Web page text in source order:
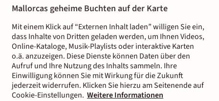
Mallorcas geheime Buchten auf der Karte
Mit einem Klick auf “Externen Inhalt laden” willigen Sie ein,
dass Inhalte von Dritten geladen werden, um Ihnen Videos,
Online-Kataloge, Musik-Playlists oder interaktive Karten
o.ä. anzuzeigen. Diese Dienste können Daten über den
Aufruf und Ihre Nutzung des Inhalts sammeln. Ihre
Einwilligung können Sie mit Wirkung für die Zukunft
jederzeit widerrufen. Klicken Sie hierzu am Seitenende auf
Cookie-Einstellungen. Weitere Informationen